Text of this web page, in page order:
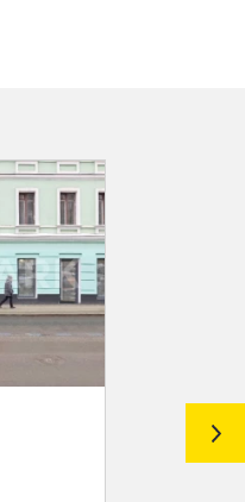
ID 6905
43